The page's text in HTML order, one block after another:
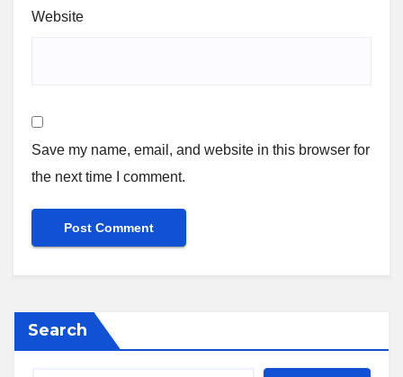
Website
Save my name, email, and website in this browser for
the next time I comment.
Search